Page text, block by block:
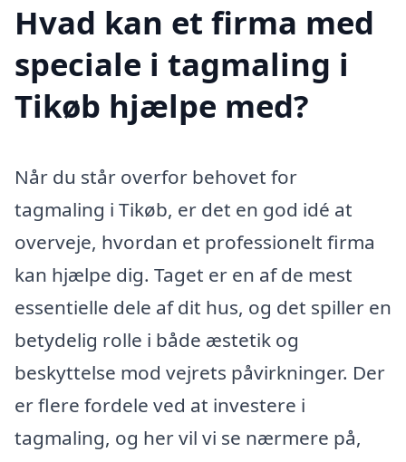
Hvad kan et firma med
speciale i tagmaling i
Tikøb hjælpe med?
Når du står overfor behovet for
tagmaling i Tikøb, er det en god idé at
overveje, hvordan et professionelt firma
kan hjælpe dig. Taget er en af de mest
essentielle dele af dit hus, og det spiller en
betydelig rolle i både æstetik og
beskyttelse mod vejrets påvirkninger. Der
er flere fordele ved at investere i
tagmaling, og her vil vi se nærmere på,